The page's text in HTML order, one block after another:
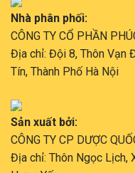
Nhà phân phối:
CÔNG TY CỔ PHẦN
Địa chỉ: Đội 8, Thôn Vạn
Tín, Thành Phố Hà Nội
Sản xuất bởi:
CÔNG TY CP DƯỢC
Địa chỉ: Thôn Ngọc Lịch,